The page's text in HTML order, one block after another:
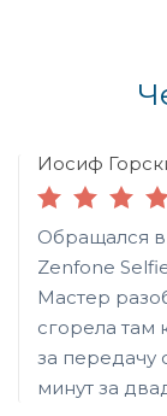
Иосиф
Обращался в
Zenfone
Мастер
сгорела там
за передачу
минут за